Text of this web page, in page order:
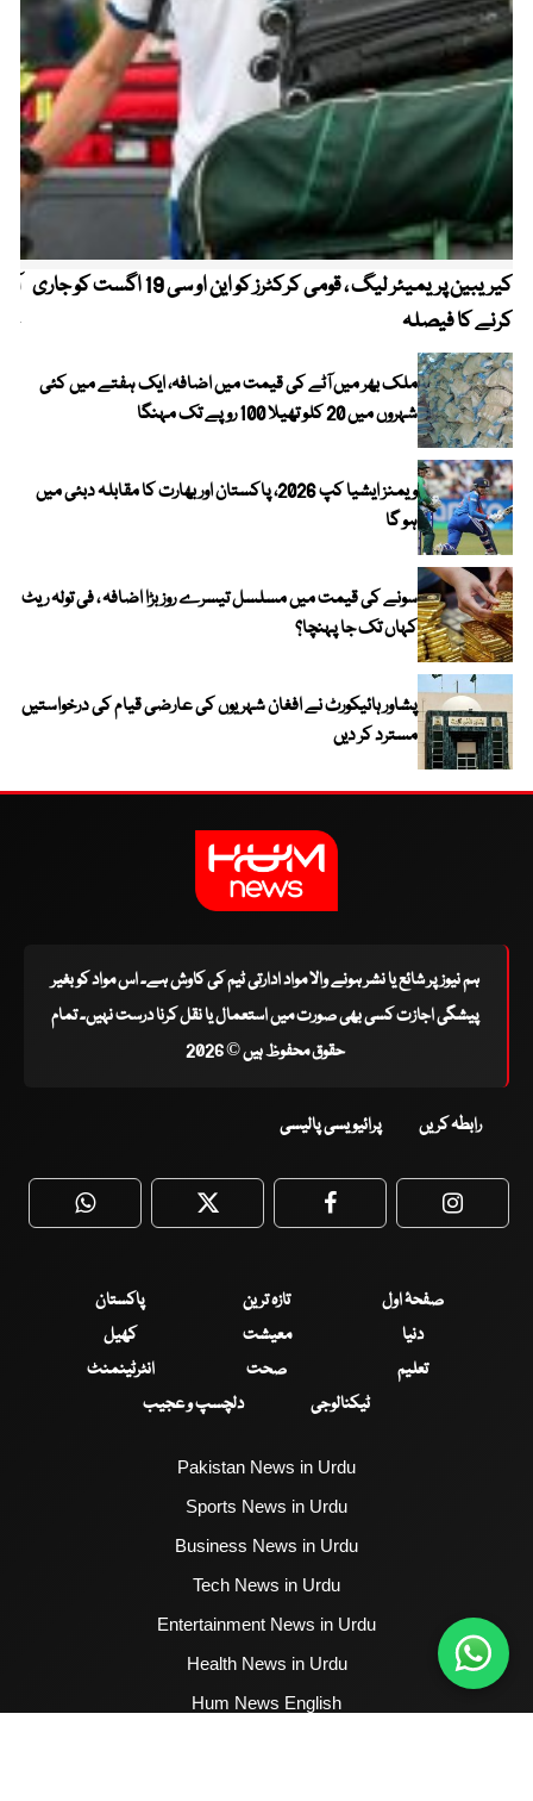
کیریبین پریمیئر لیگ ، قومی کرکٹرز کو این او سی 19 اگست کو جاری
کرنے کا فیصلہ
ملک بھر میں آٹے کی قیمت میں اضافہ، ایک ہفتے میں کئی
شہروں میں 20 کلو تھیلا 100 روپے تک مہنگا
ویمنز ایشیا کپ 2026، پاکستان اور بھارت کا مقابلہ دبئی میں
ہو گا
سونے کی قیمت میں مسلسل تیسرے روز بڑا اضافہ ، فی تولہ ریٹ
کہاں تک جا پہنچا؟
پشاور ہائیکورٹ نے افغان شہریوں کی عارضی قیام کی درخواستیں
مسترد کر دیں
ہم نیوز پر شائع یا نشر ہونے والا مواد ادارتی ٹیم کی کاوش ہے۔ اس مواد کو بغیر
پیشگی اجازت کسی بھی صورت میں استعمال یا نقل کرنا درست نہیں۔ تمام
حقوق محفوظ ہیں © 2026
رابطہ کریں پرائیویسی پالیسی
WhatsApp Twitter Facebook
صفحۂ اول تازہ ترین
پاکستان
دنیا
معیشت
کھیل
تعلیم
صحت
انٹرٹینمنٹ
ٹیکنالوجی
دلچسپ و عجیب
Pakistan News in Urdu
Sports News in Urdu
Business News in Urdu
Tech News in Urdu
Entertainment News in Urdu
Health News in Urdu
Hum News English